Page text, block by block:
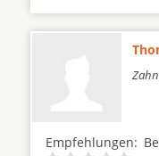
Empfehlungen: